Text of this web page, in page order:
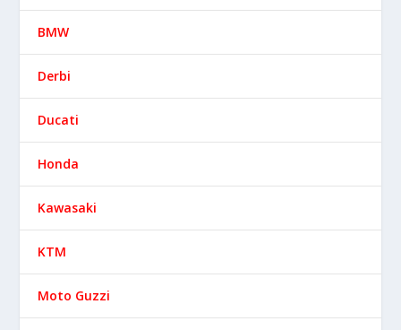
BMW
Derbi
Ducati
Honda
Kawasaki
KTM
Moto Guzzi